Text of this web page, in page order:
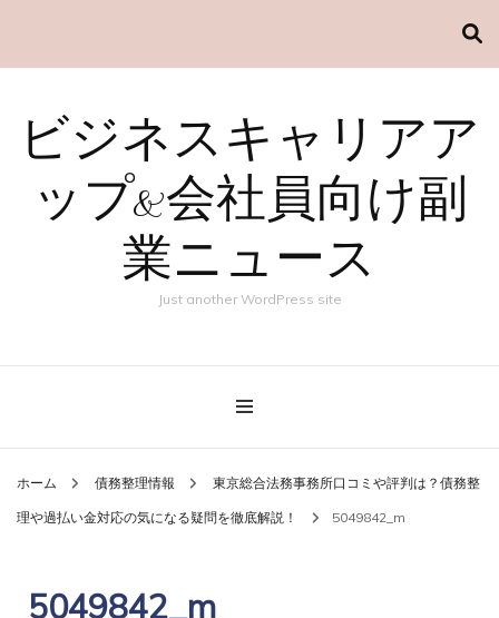
ビジネスキャリアア
ップ&会社員向け副
業ニュース
Just another WordPress site
ホーム 債務整理情報 東京総合法務事務所口コミや評判は？債務整
理や過払い金対応の気になる疑問を徹底解説！ 5049842_m
5049842_m